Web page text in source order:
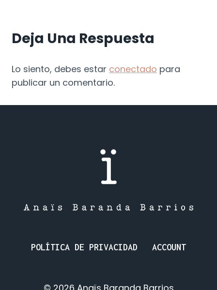
Deja Una Respuesta
Lo siento, debes estar conectado para
publicar un comentario.
POLÍTICA DE PRIVACIDAD ACCOUNT